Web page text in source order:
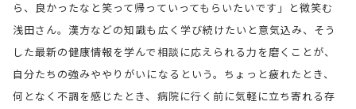
ら、良かったなと笑って帰っていってもらいたいです」と微笑む
浅田さん。漢方などの知識も広く学び続けたいと意気込み、そう
した最新の健康情報を学んで相談に応えられる力を磨くことが、
自分たちの強みややりがいになるという。ちょっと疲れたとき、
何となく不調を感じたとき、病院に行く前に気軽に立ち寄れる存